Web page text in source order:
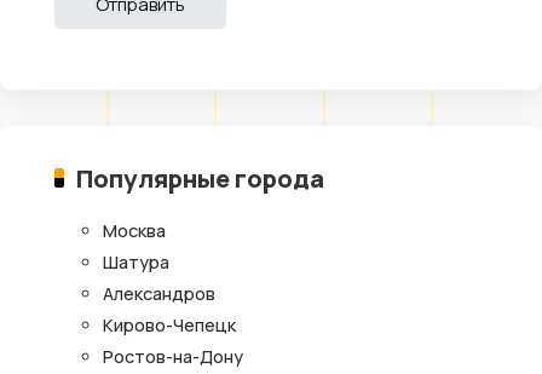
Популярные города
Москва
Шатура
Александров
Кирово-Чепецк
Ростов-на-Дону